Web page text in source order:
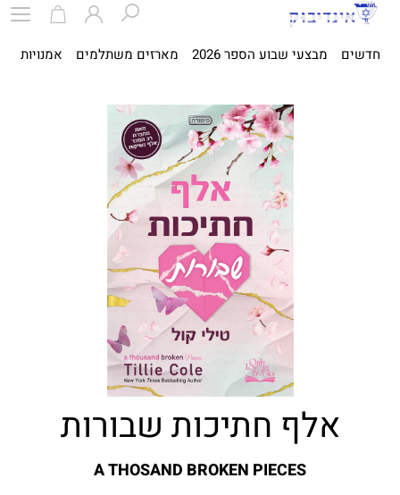
חדשים מבצעי שבוע הספר 2026 מארזים משתלמים אמנויות
אלף חתיכות שבורות
A THOSAND BROKEN PIECES